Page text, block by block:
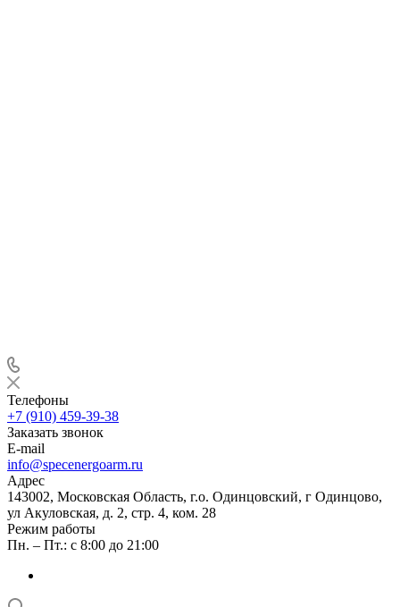
Телефоны
+7 (910) 459-39-38
Заказать звонок
E-mail
info@specenergoarm.ru
Адрес
143002, Московская Область, г.о. Одинцовский, г Одинцово,
ул Акуловская, д. 2, стр. 4, ком. 28
Режим работы
Пн. – Пт.: с 8:00 до 21:00